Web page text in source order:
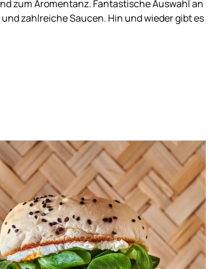
zum Aromentanz. Fantastische Auswahl an
zahlreiche Saucen. Hin und wieder gibt es